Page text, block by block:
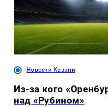
Новости Казани
Из-за кого
над «Рубином»